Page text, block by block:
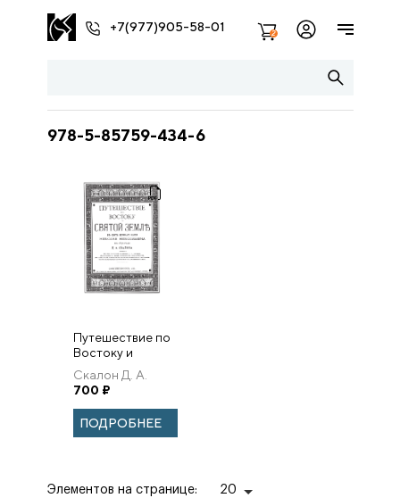
+7(977)905-58-01 2
978-5-85759-434-6
Путешествие по
Востоку и
Святой Земле в
свите великого
князя Николая
Николаевича в
1872 году
Скалон Д. А.
700 ₽
ПОДРОБНЕЕ
Элементов на странице: 20